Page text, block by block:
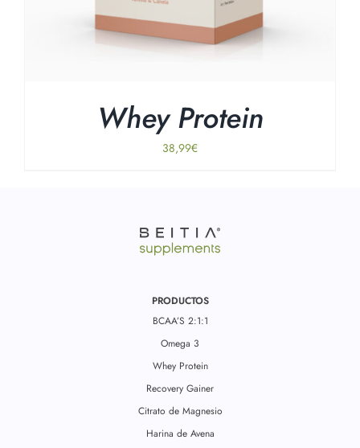
Whey Protein
38,99€
PRODUCTOS
BCAA’S 2:1:1
Omega 3
Whey Protein
Recovery Gainer
Citrato de Magnesio
Harina de Avena